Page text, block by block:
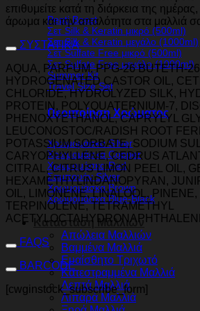
Pepti Boost
Σετ Silk & Keratin μικρό (500ml)
Σετ Silk & Keratin μεγάλο (1000ml)
Σετ Sulfate Free μικρό (500ml)
Σετ Sulfate Free μεγάλο (1000ml)
Summer Kit
Travel Size Set
Περιποίηση Χρώματος
Χρωμομάσκα Silver
Χρωμομάσκα Copper
Χρωμομάσκα Red
Σαμπουάν Silver
Χρωμομάσκα Brown
Χρωμομάσκα Blue-Black
Κατάσταση Μαλλιών
Απώλεια Μαλλιών
Βαμμένα Μαλλιά
Ευαίσθητο Τριχωτό
Κατεστραμμένα Μαλλιά
Λεπτά Μαλλιά
Λιπαρά Μαλλιά
επιθυμείτε κατά τη διάρκεια της
άρωμα και την απαλότητα στα μαλλιά
ΣΥΣΤΑΤΙΚΑ
AQUA, PARFUM, PPG-26 BUTETH-
HYDROGENATED CASTOR OIL,
CHLORIDE, HYDROLYZED SILK,
PROTEIN, POLYQUATERNIUM-7,
PHENOXYETHANOL, CAPRYLYL
LEUCONOSTOC/RADISH ROOT
POTASSIUM SORBATE, SODIUM
CARYOPHYLLENE, CEDRUS
CITRAL, CITRUS LIMON PEEL OIL,
HEXAMETHYLINDANOPYRAN,
OIL, LIMONENE, LINALOOL,
TERPINOLENE, TETRAMETHYL
FAQS
BARCODE
[cwginstock_subscribe_form]